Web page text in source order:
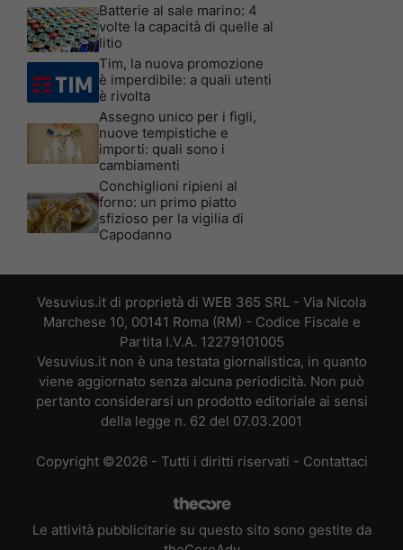
Batterie al sale marino: 4
volte la capacità di quelle al
litio
Tim, la nuova promozione
è imperdibile: a quali utenti
è rivolta
Assegno unico per i figli,
nuove tempistiche e
importi: quali sono i
cambiamenti
Conchiglioni ripieni al
forno: un primo piatto
sfizioso per la vigilia di
Capodanno
Vesuvius.it di proprietà di WEB 365 SRL - Via Nicola
Marchese 10, 00141 Roma (RM) - Codice Fiscale e
Partita I.V.A. 12279101005
Vesuvius.it non è una testata giornalistica, in quanto
viene aggiornato senza alcuna periodicità. Non può
pertanto considerarsi un prodotto editoriale ai sensi
della legge n. 62 del 07.03.2001
Copyright ©2026 - Tutti i diritti riservati - Contattaci
Le attività pubblicitarie su questo sito sono gestite da